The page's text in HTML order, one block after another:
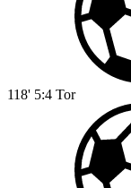
118' 5:4 Tor